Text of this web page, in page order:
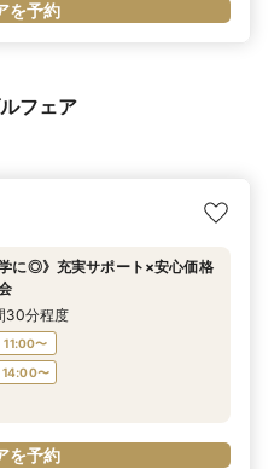
を予約
フェア
学に◎》充実サポート×安心価格
30分程度
11:00〜
14:00〜
を予約